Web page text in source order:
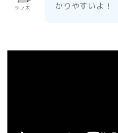
ラッ太
かりやすいよ！